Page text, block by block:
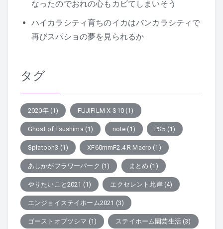
なったのでおれの心もカビてしまいそう
ハイカラシティ育ちのイカはバンカラシティで
再びスパショの夢を見られるか
タグ
2020年(1) FUJIFILM X-S10(1)
Ghost of Tsushima (1) note (1) PS5 (1)
Splatoon3 (1) XF60mmF2.4 R Macro (1)
あしかがフラワーパーク (1) まとめ (1)
やりたいこと2021 (1) エクセレント此岸(4)
エンジョイステイホーム2021 (3)
ゴーストオブツシマ (1) ステイホーム園芸生活(3)